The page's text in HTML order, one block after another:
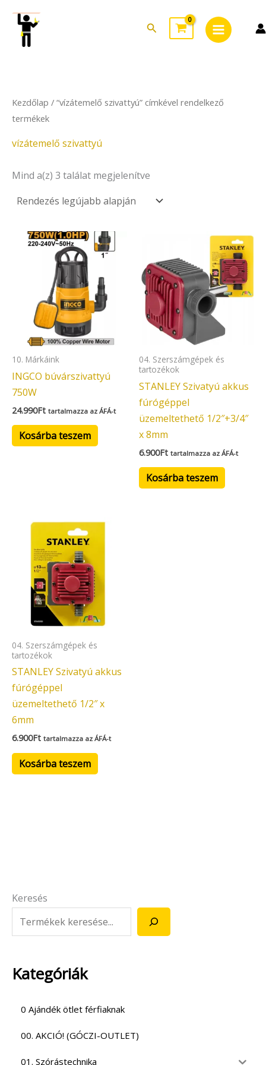
content
Search
Menu
Keresés
Kategóriák
0 Ajándék ötlet férfiaknak
00. AKCIÓ! (GÓCZI-OUTLET)
01. Szórástechnika
Kezdőlap / “vízátemelő szivattyú” címkével rendelkező
termékek
vízátemelő szivattyú
Mind a(z) 3 találat megjelenítve
latest
10. Márkáink
INGCO búvárszivattyú
750W
24.990Ft tartalmazza az ÁFÁ-t
Kosárba teszem
04. Szerszámgépek és
tartozékok
STANLEY Szivatyú akkus
fúrógéppel
üzemeltethető 1/2″+3/4″
x 8mm
6.900Ft tartalmazza az ÁFÁ-t
Kosárba teszem
04. Szerszámgépek és
tartozékok
STANLEY Szivatyú akkus
fúrógéppel
üzemeltethető 1/2″ x
6mm
6.900Ft tartalmazza az ÁFÁ-t
Kosárba teszem